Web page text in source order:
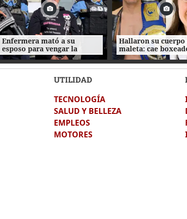
Enfermera mató a su
esposo para vengar la
muerte de su amante:
crimen en la Centroamérica
Oeste
Hallaron su cuerpo
maleta: cae
crimen de
Elisabeth Ross
UTILIDAD
TECNOLOGÍA
SALUD Y BELLEZA
EMPLEOS
MOTORES